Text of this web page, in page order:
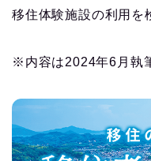
移住体験施設の利用を
※内容は2024年6月執